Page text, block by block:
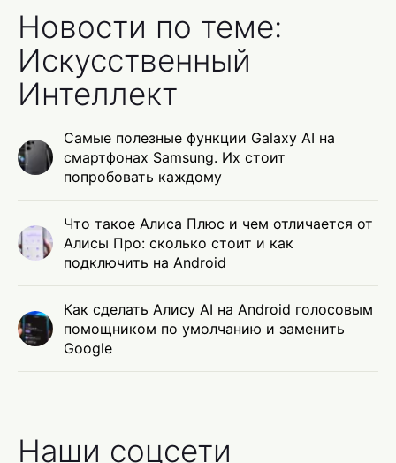
Новости по теме:
Искусственный
Интеллект
Самые полезные функции Galaxy AI на
смартфонах Samsung. Их стоит
попробовать каждому
Что такое Алиса Плюс и чем отличается от
Алисы Про: сколько стоит и как
подключить на Android
Как сделать Алису AI на Android голосовым
помощником по умолчанию и заменить
Google
Наши соцсети